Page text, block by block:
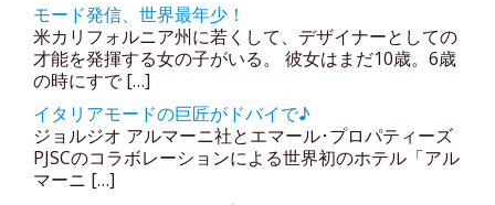
モード発信、世界最年少！
米カリフォルニア州に若くして、デザイナーとしての
才能を発揮する女の子がいる。 彼女はまだ10歳。6歳
の時にすで […]
イタリアモードの巨匠がドバイで♪
ジョルジオ アルマーニ社とエマール･プロパティーズ
PJSCのコラボレーションによる世界初のホテル「アル
マーニ […]